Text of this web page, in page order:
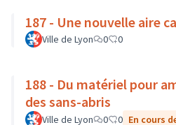
187 - Une nouvelle aire
Ville de Lyon 0 0
188 - Du matériel pour
des sans-abris
Ville de Lyon 0 0 En cours